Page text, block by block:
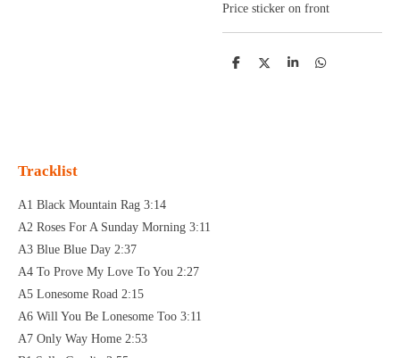
Price sticker on front
D
D
S
D
Tracklist
A1 Black Mountain Rag 3:14
A2 Roses For A Sunday Morning 3:11
A3 Blue Blue Day 2:37
A4 To Prove My Love To You 2:27
A5 Lonesome Road 2:15
A6 Will You Be Lonesome Too 3:11
A7 Only Way Home 2:53